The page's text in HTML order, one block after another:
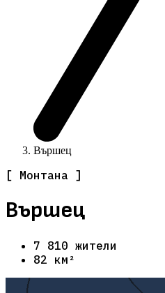
Вършец
[ Монтана ]
Вършец
7 810 жители
82 км²